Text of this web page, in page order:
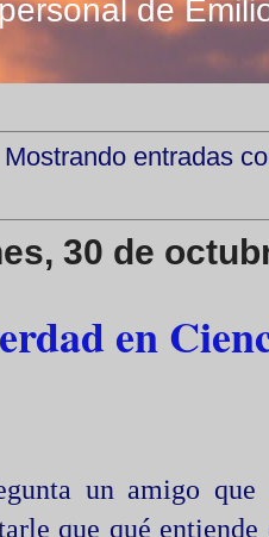
de
Mostrando entradas
30 de
en
un amigo
que qué